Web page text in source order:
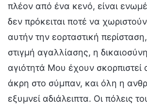
πλέον από ένα κενό, είναι
δεν πρόκειται ποτέ να
αυτήν την εορταστική
στιγμή αγαλλίασης, η
αγιότητά Μου έχουν σκορπιστεί
άκρη στο σύμπαν, και όλη η
εξυμνεί αδιάλειπτα. Οι πόλεις